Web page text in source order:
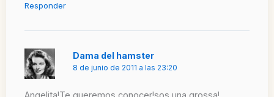
Responder
Dama del hamster
8 de junio de 2011 a las 23:20